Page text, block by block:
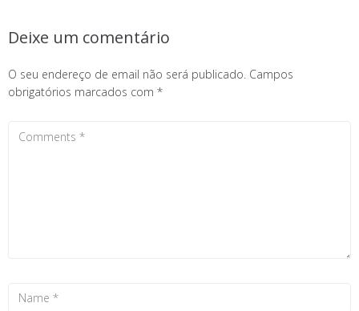
Deixe um comentário
O seu endereço de email não será publicado. Campos
obrigatórios marcados com *